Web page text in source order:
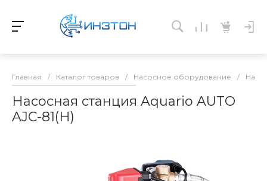
Главная / Каталог товаров / Насосное оборудование /
Насосная станция Aquario AUTO
AJC-81(H)